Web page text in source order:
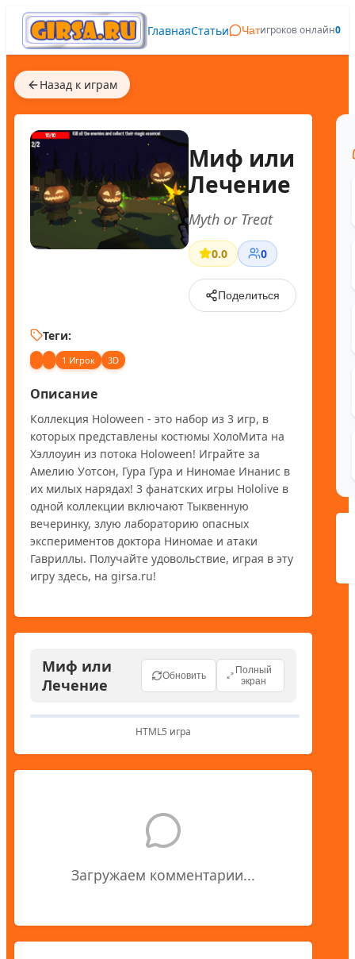
ГлавнаяСтатьи Чатигроков онлайн0
Назад к играм
Миф или
Лечение
Myth or Treat
0.0 0
Поделиться
Теги:
1 Игрок 3D
Описание
Коллекция Holoween - это набор из 3 игр, в
которых представлены костюмы ХолоМита на
Хэллоуин из потока Holoween! Играйте за
Амелию Уотсон, Гура Гура и Ниномае Инанис в
их милых нарядах! 3 фанатских игры Hololive в
одной коллекции включают Тыквенную
вечеринку, злую лабораторию опасных
экспериментов доктора Ниномае и атаки
Гавриллы. Получайте удовольствие, играя в эту
игру здесь, на girsa.ru!
Миф или
Лечение
Обновить
Полный
экран
HTML5 игра
Загружаем комментарии...